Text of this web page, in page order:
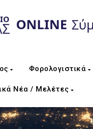
Φορολογιστικά
Νέα / Μελέτες